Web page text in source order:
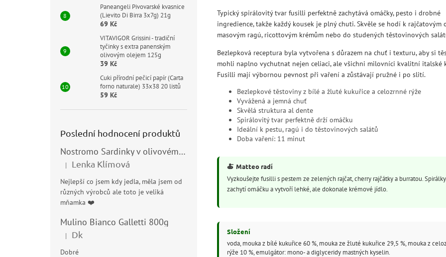
Paneangeli Pivovarské kvasnice
(Lievito Di Birra 3x7g) 21g
69 Kč
VITAVIGOR Grissini - tradiční
tyčinky s extra panenským
olivovým olejem 125g
39 Kč
Cuki přírodní pečicí papír (Carta
forno naturale) 33x38 20 listů
59 Kč
Poslední hodnocení produktů
Nostromo Sardinky v olivovém oleji (Sardine all’Olio di Oliva) 120g
Hodnocení produktu je 5 z 5 hvězdiček.
| Lenka Klímová
Nejlepší co jsem kdy jedla, měla jsem od
různých výrobců ale toto je veliká
mňamka ❤️
Mulino Bianco Galletti 800g
Hodnocení produktu je 5 z 5 hvězdiček.
| Dk
Dobré
Typický spirálovitý tvar fusilli perfektně zachytává omáčky, pesto i drobné
ingredience, takže každý kousek je plný chuti. Skvěle se hodí k rajčatovým
masovým ragú, ricottovým krémům nebo do studených těstovinových
Bezlepková receptura byla vytvořena s důrazem na chuť i texturu, aby si
mohli naplno vychutnat nejen celiaci, ale všichni milovníci kvalitní italské
Fusilli mají výbornou pevnost při vaření a zůstávají pružné i po slití.
Bezlepkové těstoviny z bílé a žluté kukuřice a celozrnné rýže
Vyvážená a jemná chuť
Skvělá struktura al dente
Spirálovitý tvar perfektně drží omáčku
Ideální k pestu, ragú i do těstovinových salátů
Doba vaření: 11 minut
🍝 Matteo radí
Vyzkoušejte fusilli s pestem ze zelených rajčat, cherry rajčátky a burratou.
zachytí omáčku a vytvoří lehké, ale dokonale krémové jídlo.
Složení
voda, mouka z bílé kukuřice 60 %, mouka ze žluté kukuřice 29,5 %, mouka z
rýže 10 %, emulgátor: mono- a diglyceridy mastných kyselin.